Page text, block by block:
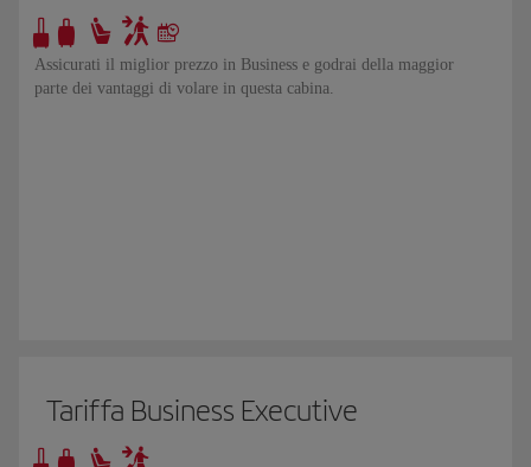
Assicurati il miglior prezzo in Business e godrai della maggior
parte dei vantaggi di volare in questa cabina.
Tariffa Business Executive